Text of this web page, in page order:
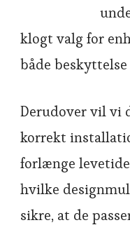
klogt valg for
både
Derudover vil vi
korrekt
forlænge
hvilke
sikre, at de